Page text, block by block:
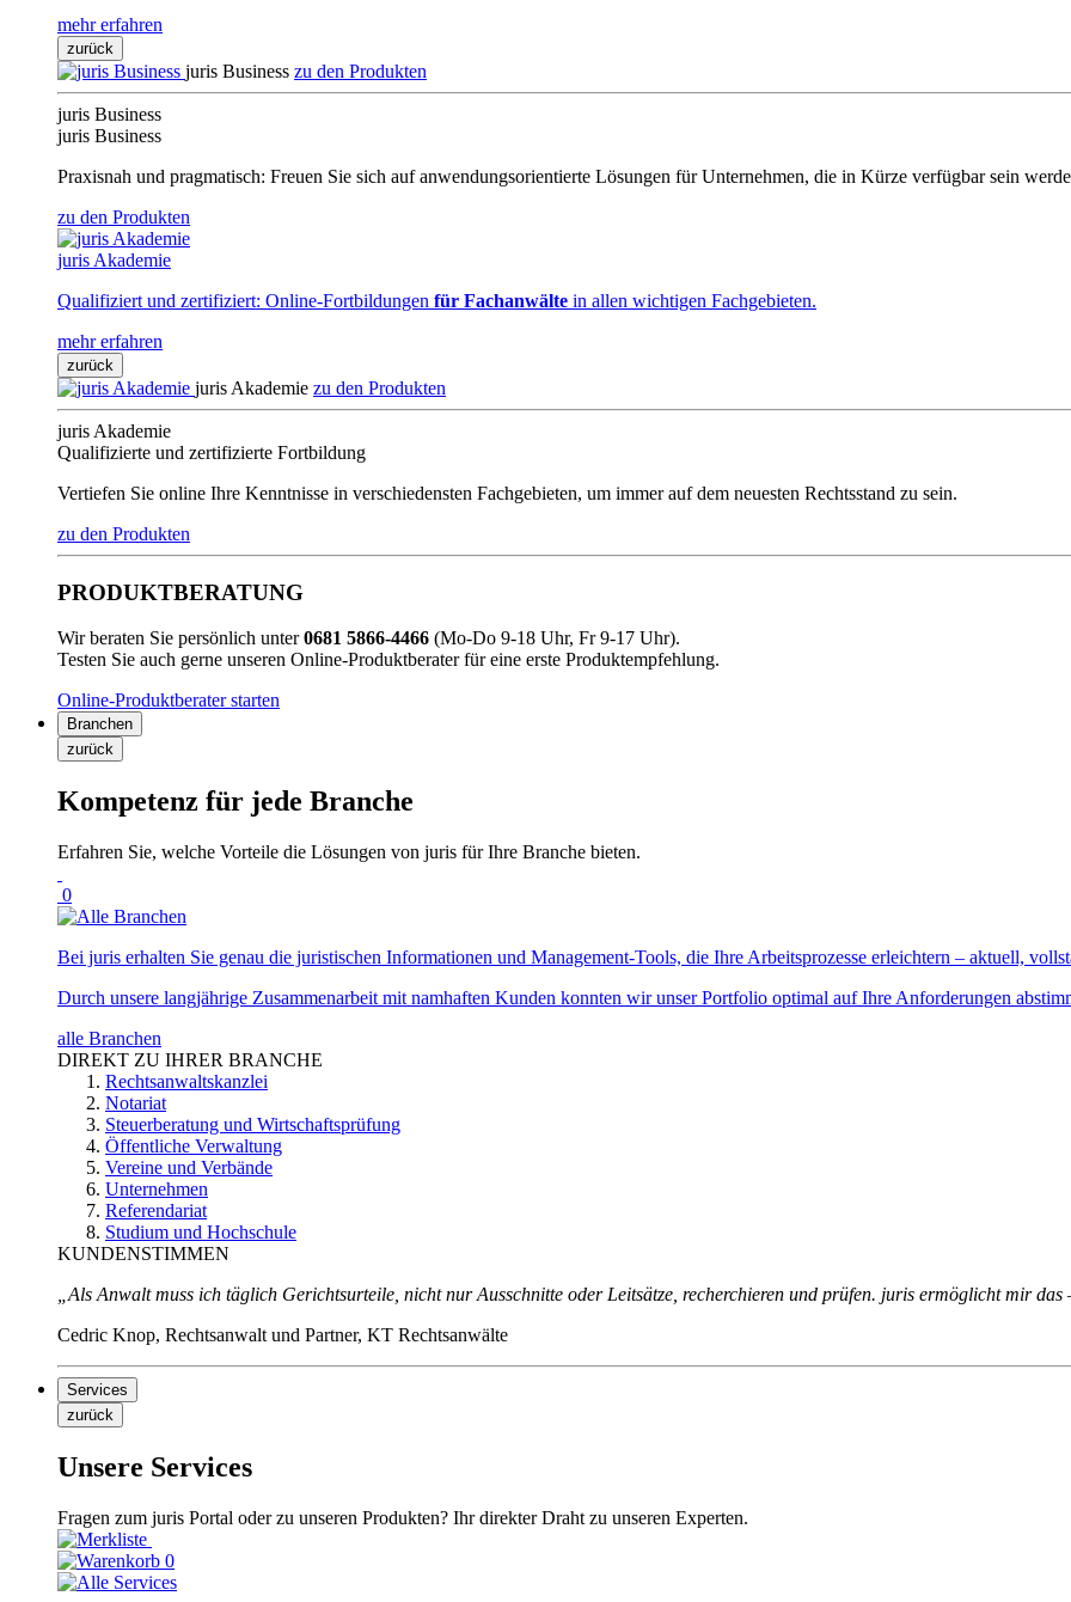
mehr erfahren
zurück
juris Business zu den Produkten
juris Business
juris Business
Praxisnah und pragmatisch: Freuen Sie sich auf anwendungsorientierte Lösungen für Unternehmen, die in Kürze verfügbar sein
zu den Produkten
juris Akademie
Qualifiziert und zertifiziert: Online-Fortbildungen für Fachanwälte in allen wichtigen Fachgebieten.
mehr erfahren
zurück
juris Akademie zu den Produkten
juris Akademie
Qualifizierte und zertifizierte Fortbildung
Vertiefen Sie online Ihre Kenntnisse in verschiedensten Fachgebieten, um immer auf dem neuesten Rechtsstand zu sein.
zu den Produkten
PRODUKTBERATUNG
Wir beraten Sie persönlich unter0681 5866-4466 (Mo-Do 9-18 Uhr, Fr 9-17 Uhr).
Testen Sie auch gerne unseren Online-Produktberater für eine erste Produktempfehlung.
Online-Produktberater starten
Branchen
zurück
Kompetenz für jede Branche
Erfahren Sie, welche Vorteile die Lösungen von juris für Ihre Branche bieten.
0
Bei juris erhalten Sie genau die juristischen Informationen und Management-Tools, die Ihre Arbeitsprozesse erleichtern – aktuell,
Durch unsere langjährige Zusammenarbeit mit namhaften Kunden konnten wir unser Portfolio optimal auf Ihre Anforderungen
alle Branchen
DIREKT ZU IHRER BRANCHE
Rechtsanwaltskanzlei
Notariat
Steuerberatung und Wirtschaftsprüfung
Öffentliche Verwaltung
Vereine und Verbände
Unternehmen
Referendariat
Studium und Hochschule
KUNDENSTIMMEN
„Als Anwalt muss ich täglich Gerichtsurteile, nicht nur Ausschnitte oder Leitsätze, recherchieren und prüfen. juris ermöglicht mir
Cedric Knop, Rechtsanwalt und Partner, KT Rechtsanwälte
Services
zurück
Unsere Services
Fragen zum juris Portal oder zu unseren Produkten? Ihr direkter Draht zu unseren Experten.
0